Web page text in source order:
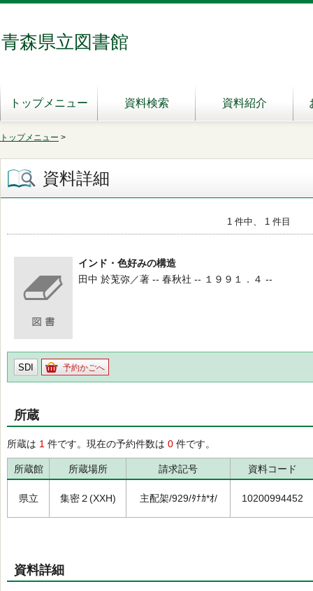
青森県立図書館
トップメニュー 資料検索 資料紹介
トップメニュー >
資料詳細
1 件中、 1 件目
インド・色好みの構造
田中 於莵弥／著 -- 春秋社 -- １９９１．４ --
SDI 予約かごへ
所蔵
所蔵は 1 件です。現在の予約件数は 0 件です。
所蔵館 所蔵場所 請求記号 資料コード
県立 集密２(XXH) 主配架/929/ﾀﾅｶ*ｵ/ 10200994452
資料詳細